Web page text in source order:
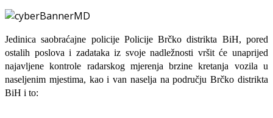
Jedinica saobraćajne policije Policije Brčko distrikta BiH, pored
ostalih poslova i zadataka iz svoje nadležnosti vršit će unaprijed
najavljene kontrole radarskog mjerenja brzine kretanja vozila u
naseljenim mjestima, kao i van naselja na području Brčko distrikta
BiH i to: